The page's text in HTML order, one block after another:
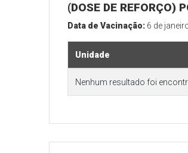
(DOSE DE REFORÇO)
Data de Vacinação: 6 de
Unidade
Nenhum resultado foi